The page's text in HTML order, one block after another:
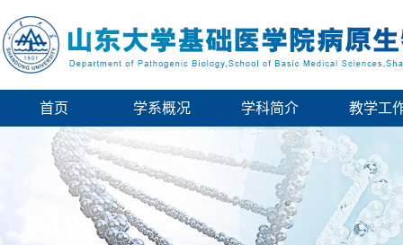
首页 学系概况 学科简介 教学工